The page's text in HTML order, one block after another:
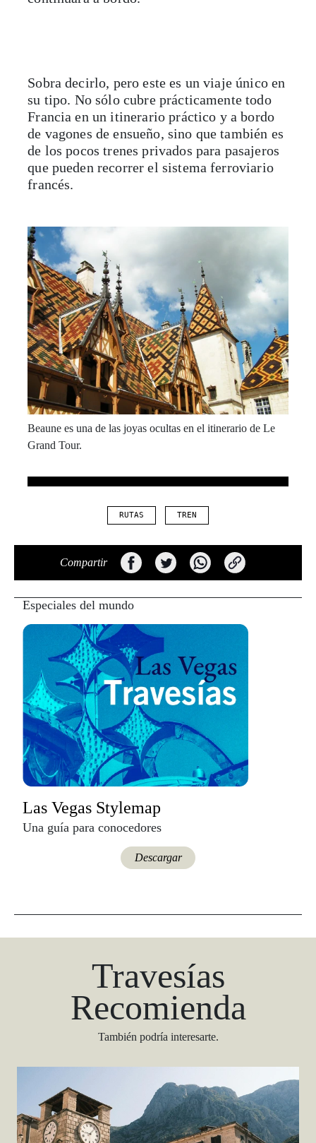
Sobra decirlo, pero este es un viaje único en
su tipo. No sólo cubre prácticamente todo
Francia en un itinerario práctico y a bordo
de vagones de ensueño, sino que también es
de los pocos trenes privados para pasajeros
que pueden recorrer el sistema ferroviario
francés.
Beaune es una de las joyas ocultas en el itinerario de Le
Grand Tour.
RUTAS TREN
Compartir
Especiales del mundo
Las Vegas Stylemap
Una guía para conocedores
Descargar
Travesías
Recomienda
También podría interesarte.